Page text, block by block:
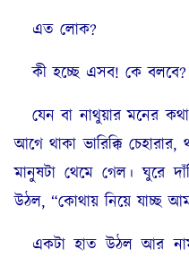
এত লোক?
কী হচ্ছে এসব! কে বলবে?
যেন বা নাথুয়ার মনের
আগে থাকা ভারিক্কি
মানুষটা থেমে গেল। ঘুরে
উঠল, “কোথায় নিয়ে যাচ্ছ
একটা হাত উঠল আর